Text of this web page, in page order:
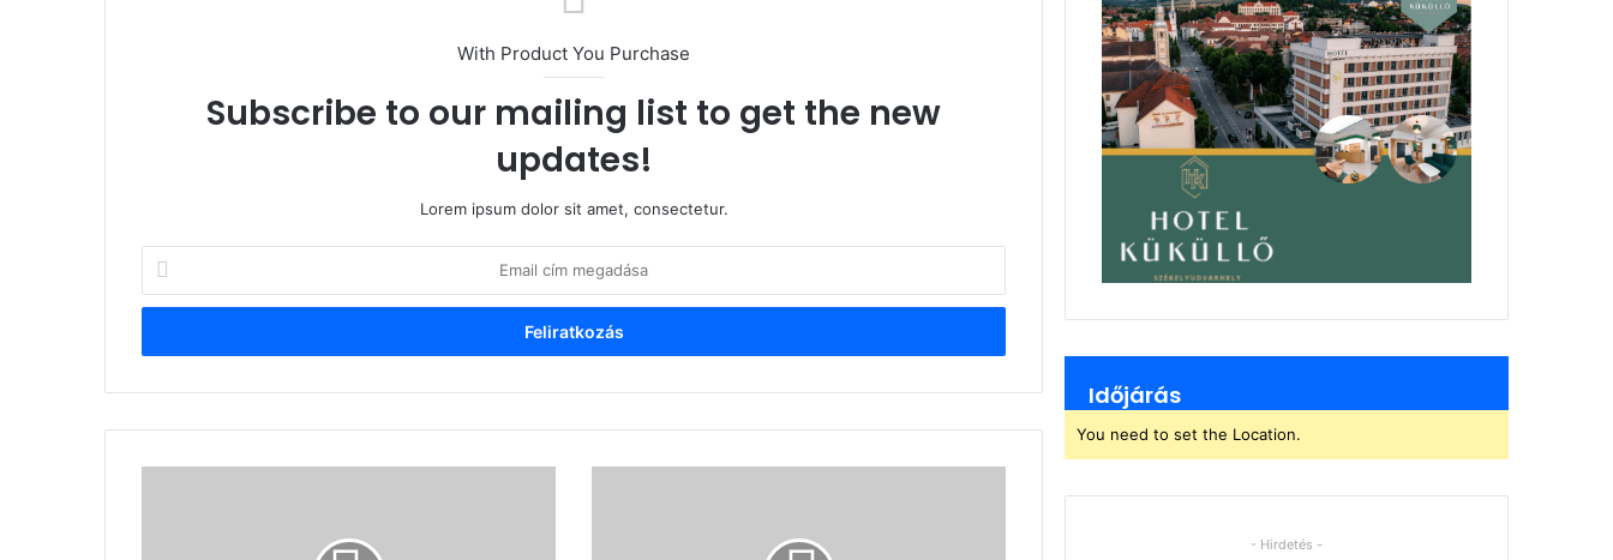
With Product You Purchase
Subscribe to our mailing list to get the new
updates!
Lorem ipsum dolor sit amet, consectetur.
Email
cím
megadása
Időjárás
You need to set the Location.
- Hirdetés -